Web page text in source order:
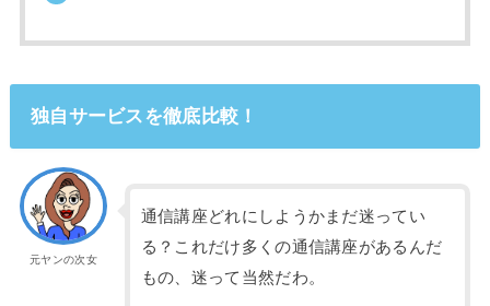
独自サービスを徹底比較！
元ヤンの次女
通信講座どれにしようかまだ迷ってい
る？これだけ多くの通信講座があるんだ
もの、迷って当然だわ。